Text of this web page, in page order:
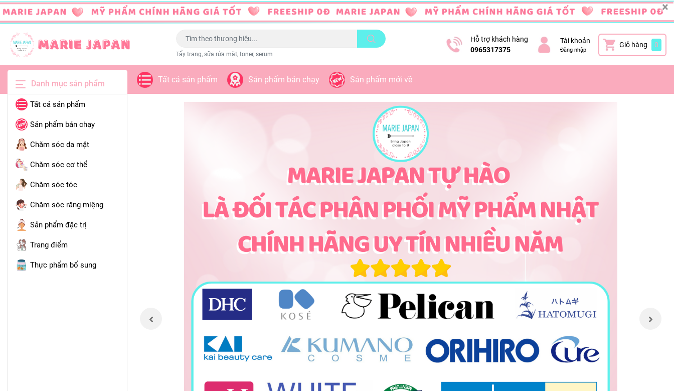
×
Tẩy trang, sữa rửa mặt, toner, serum
Hỗ trợ khách hàng
0965317375
Tài khoản
Đăng nhập
Giỏ hàng 0
Danh mục sản phẩm Tất cả sản phẩm Sản phẩm bán chạy Sản phẩm mới về
Tất cả sản phẩm
Sản phẩm bán chạy
Chăm sóc da mặt
Chăm sóc cơ thể
Chăm sóc tóc
Chăm sóc răng miệng
Sản phẩm đặc trị
Trang điểm
Thực phẩm bổ sung